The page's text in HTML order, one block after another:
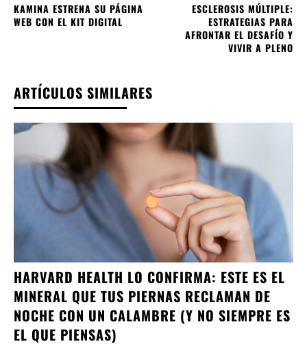
KAMINA ESTRENA SU PÁGINA
WEB CON EL KIT DIGITAL
ESCLEROSIS MÚLTIPLE:
ESTRATEGIAS PARA
AFRONTAR EL DESAFÍO Y
VIVIR A PLENO
ARTÍCULOS SIMILARES
HARVARD HEALTH LO CONFIRMA: ESTE ES EL
MINERAL QUE TUS PIERNAS RECLAMAN DE
NOCHE CON UN CALAMBRE (Y NO SIEMPRE ES
EL QUE PIENSAS)